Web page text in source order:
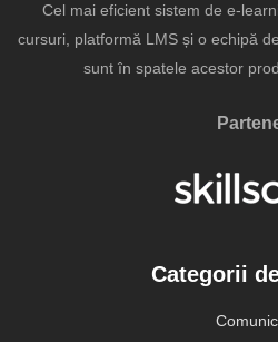
Cel mai eficient sistem de e-
cursuri, platformă LMS și o echipă
sunt în spatele acestor
Categorii